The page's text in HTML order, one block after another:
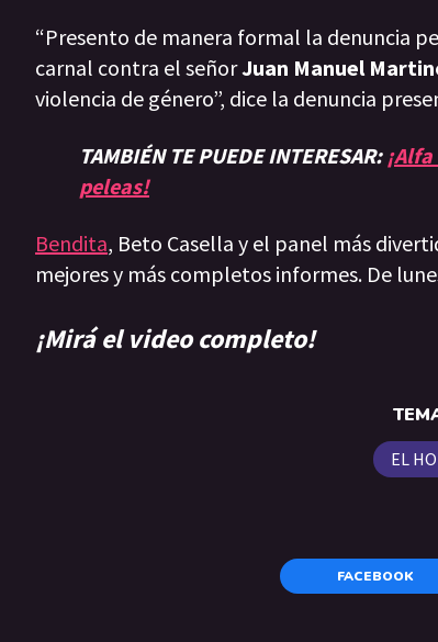
“Presento de manera formal la denuncia
carnal contra el señorJuan Manuel
violencia de género”, dice la denuncia
TAMBIÉN TE PUEDE INTERESAR:
peleas!
Bendita, Beto Casella y el panel más
mejores y más completos informes. De
¡Mirá el video completo!
EL
FACEBOOK